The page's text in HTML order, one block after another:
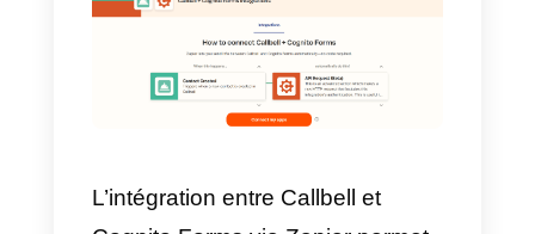
du formulaire.
Grâce à cette intégration, la
peut être efficacement